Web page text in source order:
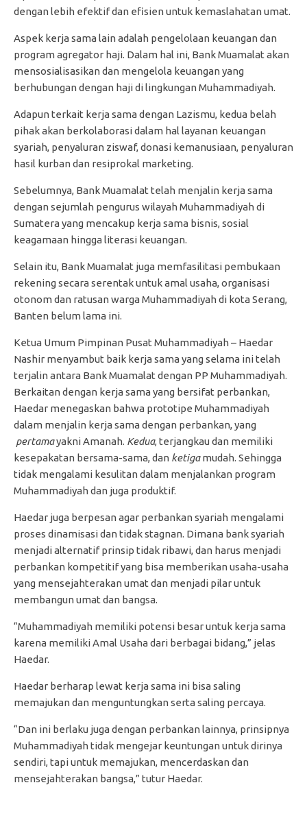
dengan lebih efektif dan efisien untuk kemaslahatan umat.
Aspek kerja sama lain adalah pengelolaan keuangan dan
program agregator haji. Dalam hal ini, Bank Muamalat akan
mensosialisasikan dan mengelola keuangan yang
berhubungan dengan haji di lingkungan Muhammadiyah.
Adapun terkait kerja sama dengan Lazismu, kedua belah
pihak akan berkolaborasi dalam hal layanan keuangan
syariah, penyaluran ziswaf, donasi kemanusiaan, penyaluran
hasil kurban dan resiprokal marketing.
Sebelumnya, Bank Muamalat telah menjalin kerja sama
dengan sejumlah pengurus wilayah Muhammadiyah di
Sumatera yang mencakup kerja sama bisnis, sosial
keagamaan hingga literasi keuangan.
Selain itu, Bank Muamalat juga memfasilitasi pembukaan
rekening secara serentak untuk amal usaha, organisasi
otonom dan ratusan warga Muhammadiyah di kota Serang,
Banten belum lama ini.
Ketua Umum Pimpinan Pusat Muhammadiyah – Haedar
Nashir menyambut baik kerja sama yang selama ini telah
terjalin antara Bank Muamalat dengan PP Muhammadiyah.
Berkaitan dengan kerja sama yang bersifat perbankan,
Haedar menegaskan bahwa prototipe Muhammadiyah
dalam menjalin kerja sama dengan perbankan, yang
pertamayakni Amanah. Kedua, terjangkau dan memiliki
kesepakatan bersama-sama, dan ketigamudah. Sehingga
tidak mengalami kesulitan dalam menjalankan program
Muhammadiyah dan juga produktif.
Haedar juga berpesan agar perbankan syariah mengalami
proses dinamisasi dan tidak stagnan. Dimana bank syariah
menjadi alternatif prinsip tidak ribawi, dan harus menjadi
perbankan kompetitif yang bisa memberikan usaha-usaha
yang mensejahterakan umat dan menjadi pilar untuk
membangun umat dan bangsa.
“Muhammadiyah memiliki potensi besar untuk kerja sama
karena memiliki Amal Usaha dari berbagai bidang,” jelas
Haedar.
Haedar berharap lewat kerja sama ini bisa saling
memajukan dan menguntungkan serta saling percaya.
“Dan ini berlaku juga dengan perbankan lainnya, prinsipnya
Muhammadiyah tidak mengejar keuntungan untuk dirinya
sendiri, tapi untuk memajukan, mencerdaskan dan
mensejahterakan bangsa,” tutur Haedar.